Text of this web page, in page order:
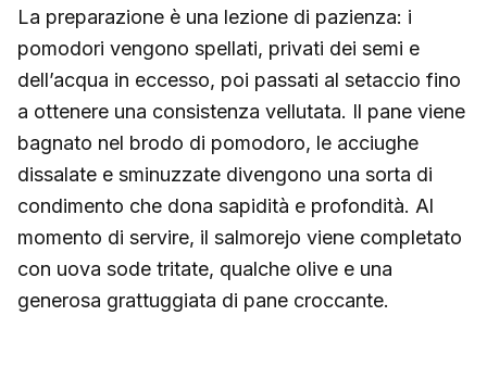
La preparazione è una lezione di pazienza: i
pomodori vengono spellati, privati dei semi e
dell’acqua in eccesso, poi passati al setaccio fino
a ottenere una consistenza vellutata. Il pane viene
bagnato nel brodo di pomodoro, le acciughe
dissalate e sminuzzate divengono una sorta di
condimento che dona sapidità e profondità. Al
momento di servire, il salmorejo viene completato
con uova sode tritate, qualche olive e una
generosa grattuggiata di pane croccante.